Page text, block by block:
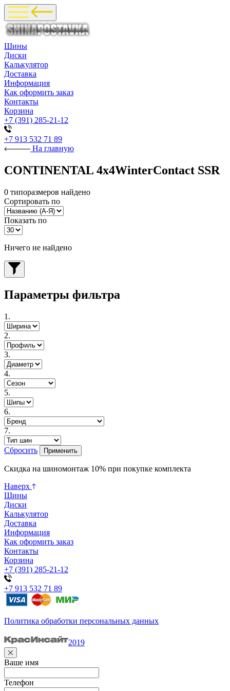
Шины
Диски
Калькулятор
Доставка
Информация
Как оформить заказ
Контакты
Корзина
+7 (391) 285-21-12
+7 913 532 71 89
На главную
CONTINENTAL 4x4WinterContact SSR
0 типоразмеров найдено
Сортировать по
Показать по
Ничего не найдено
Параметры фильтра
1.
2.
3.
4.
5.
6.
7.
Сбросить Применить
Скидка на шиномонтаж 10% при покупке комплекта
Наверх
Шины
Диски
Калькулятор
Доставка
Информация
Как оформить заказ
Контакты
Корзина
+7 (391) 285-21-12
+7 913 532 71 89
Политика обработки персональных данных
2019
Ваше имя
Телефон